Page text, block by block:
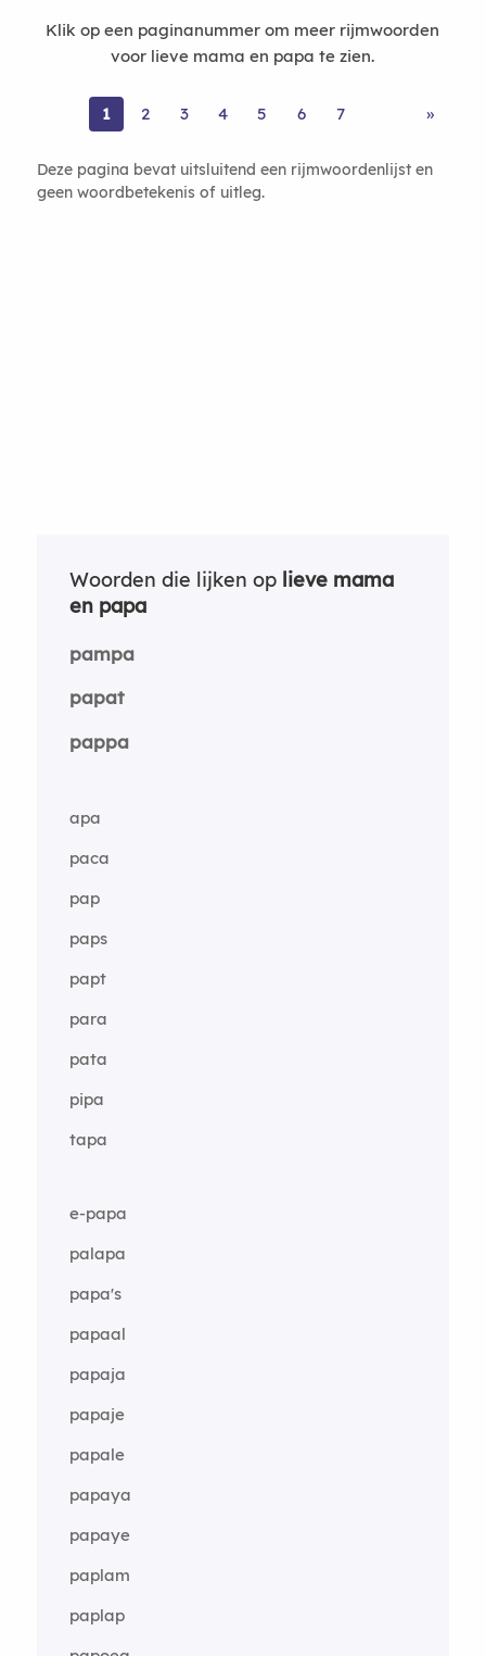
Klik op een paginanummer om meer rijmwoorden
voor lieve mama en papa te zien.
1 2 3 4 5 6 7 »
Deze pagina bevat uitsluitend een rijmwoordenlijst en
geen woordbetekenis of uitleg.
Woorden die lijken op lieve mama
en papa
pampa
papat
pappa
apa
paca
pap
paps
papt
para
pata
pipa
tapa
e-papa
palapa
papa's
papaal
papaja
papaje
papale
papaya
papaye
paplam
paplap